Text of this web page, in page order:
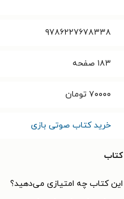
۹۷۸۶۲۲۷۶۷۸۳۳۸
۱۸۳ صفحه
۷۰۰۰۰ تومان
خرید کتاب صوتی بازی
کتاب
این کتاب چه امتیازی می‌دهید؟